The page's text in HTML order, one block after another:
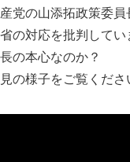
党の山添拓政策委員
の対応を批判してい
の本心なのか？
の様子をご覧くださ